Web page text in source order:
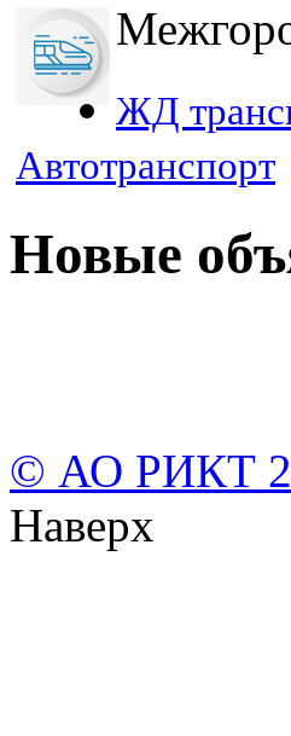
ЖД
Автотранспорт
Новые
© АО РИКТ
Наверх